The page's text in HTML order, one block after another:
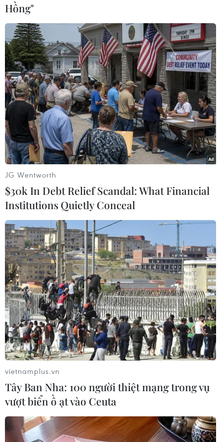
#Du học Pháp #Khủng bố
#Chống khủng bố
#Hồi giáo cực đoan
#Bắn pháo hoa
Pháp
Theo dõi VietnamPlus
TIN LIÊN QUAN
Hồng"
JG Wentworth
$30k In Debt Relief Scandal: What Financial
Institutions Quietly Conceal
vietnamplus.vn
Tây Ban Nha: 100 người thiệt mạng trong vụ
vượt biển ồ ạt vào Ceuta